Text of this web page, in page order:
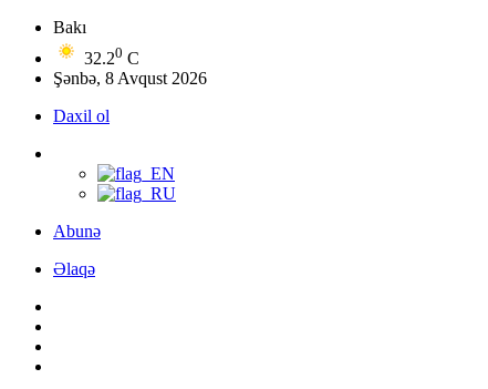
Bakı
32.20 C
Şənbə, 8 Avqust 2026
Daxil ol
Abunə
Əlaqə